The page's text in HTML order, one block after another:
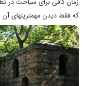
که فقط دیدن مهمترینهای